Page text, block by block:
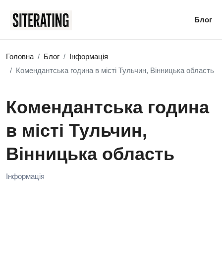
Блог
Головна Блог
Інформація
Комендантська година в місті Тульчин, Вінницька область
Комендантська година
в місті Тульчин,
Вінницька область
Інформація